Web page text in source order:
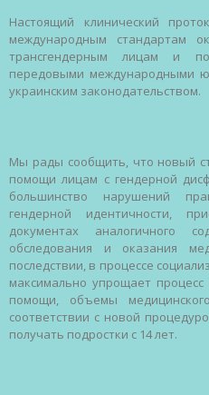
Настоящий клинический
международным
стандартам
трансгендерным
лицам и
передовыми международными
украинским законодательством.
Мы рады сообщить, что новый
помощи лицам с гендерной
большинство
нарушений
гендерной
идентичности,
документах
аналогичного
обследования и оказания
последствии, в процессе
максимально упрощает процесс
помощи, объемы медицинского
соответствии с новой
получать подростки с 14 лет.